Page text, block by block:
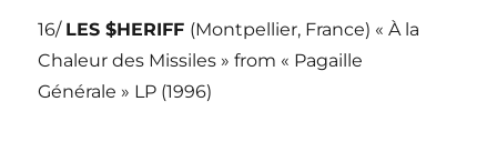
16/ LES $HERIFF (Montpellier, France) « À la
Chaleur des Missiles » from « Pagaille
Générale » LP (1996)